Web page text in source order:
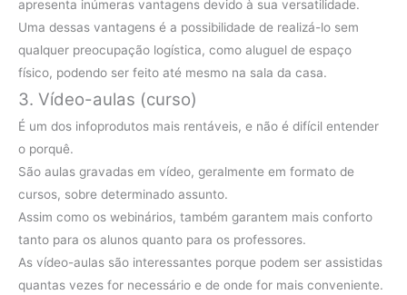
apresenta inúmeras vantagens devido à sua versatilidade.
Uma dessas vantagens é a possibilidade de realizá-lo sem
qualquer preocupação logística, como aluguel de espaço
físico, podendo ser feito até mesmo na sala da casa.
3. Vídeo-aulas (curso)
É um dos infoprodutos mais rentáveis, e não é difícil entender
o porquê.
São aulas gravadas em vídeo, geralmente em formato de
cursos, sobre determinado assunto.
Assim como os webinários, também garantem mais conforto
tanto para os alunos quanto para os professores.
As vídeo-aulas são interessantes porque podem ser assistidas
quantas vezes for necessário e de onde for mais conveniente.